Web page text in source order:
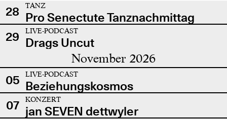
28
TANZ
Pro Senectute Tanznachmittag
29
LIVE-PODCAST
Drags Uncut
November 2026
05 LIVE-PODCAST
Beziehungskosmos
07
KONZERT
jan SEVEN dettwyler